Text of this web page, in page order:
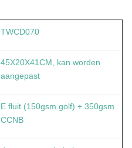
TWCD070
45X20X41CM, kan worden
aangepast
E fluit (150gsm golf) + 350gsm
CCNB